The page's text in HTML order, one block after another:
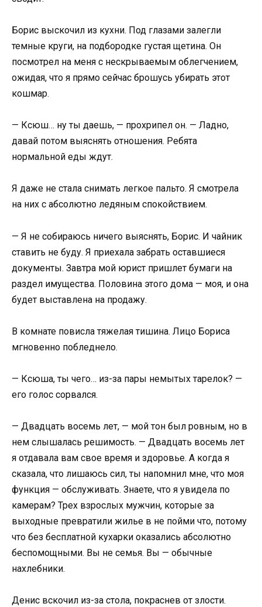
Борис выскочил из кухни. Под глазами залегли
темные круги, на подбородке густая щетина. Он
посмотрел на меня с нескрываемым облегчением,
ожидая, что я прямо сейчас брошусь убирать этот
кошмар.
— Ксюш… ну ты даешь, — прохрипел он. — Ладно,
давай потом выяснять отношения. Ребята
нормальной еды ждут.
Я даже не стала снимать легкое пальто. Я смотрела
на них с абсолютно ледяным спокойствием.
— Я не собираюсь ничего выяснять, Борис. И чайник
ставить не буду. Я приехала забрать оставшиеся
документы. Завтра мой юрист пришлет бумаги на
раздел имущества. Половина этого дома — моя, и она
будет выставлена на продажу.
В комнате повисла тяжелая тишина. Лицо Бориса
мгновенно побледнело.
— Ксюша, ты чего… из-за пары немытых тарелок? —
его голос сорвался.
— Двадцать восемь лет, — мой тон был ровным, но в
нем слышалась решимость. — Двадцать восемь лет
я отдавала вам свое время и здоровье. А когда я
сказала, что лишаюсь сил, ты напомнил мне, что моя
функция — обслуживать. Знаете, что я увидела по
камерам? Трех взрослых мужчин, которые за
выходные превратили жилье в не пойми что, потому
что без бесплатной кухарки оказались абсолютно
беспомощными. Вы не семья. Вы — обычные
нахлебники.
Денис вскочил из-за стола, покраснев от злости.